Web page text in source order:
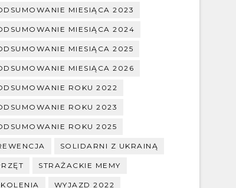
MIESIĄCA 2023
MIESIĄCA 2024
MIESIĄCA 2025
MIESIĄCA 2026
ROKU 2022
ROKU 2023
ROKU 2025
SOLIDARNI Z UKRAINĄ
STRAŻACKIE MEMY
WYJAZD 2022